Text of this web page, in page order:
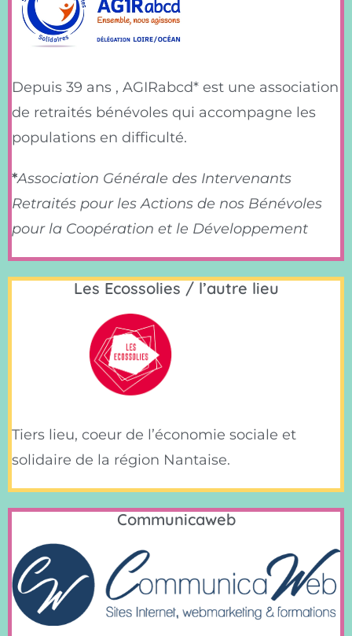
Depuis 39 ans , AGIRabcd* est une association
de retraités bénévoles qui accompagne les
populations en difficulté.
*Association Générale des Intervenants
Retraités pour les Actions de nos Bénévoles
pour la Coopération et le Développement
Les Ecossolies / l’autre lieu
Tiers lieu, coeur de l’économie sociale et
solidaire de la région Nantaise.
Communicaweb